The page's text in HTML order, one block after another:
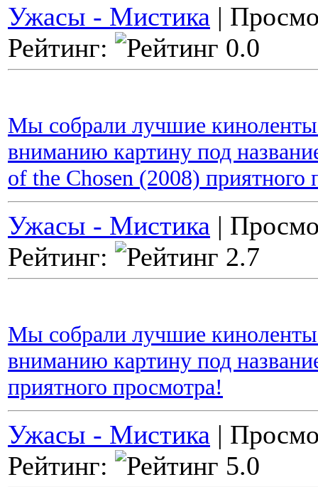
Ужасы - Мистика |
Рейтинг:
Мы собрали лучшие киноленты
вниманию картину под
of the Chosen (2008) приятного
Ужасы - Мистика |
Рейтинг:
Мы собрали лучшие киноленты
вниманию картину под
приятного просмотра!
Ужасы - Мистика |
Рейтинг: